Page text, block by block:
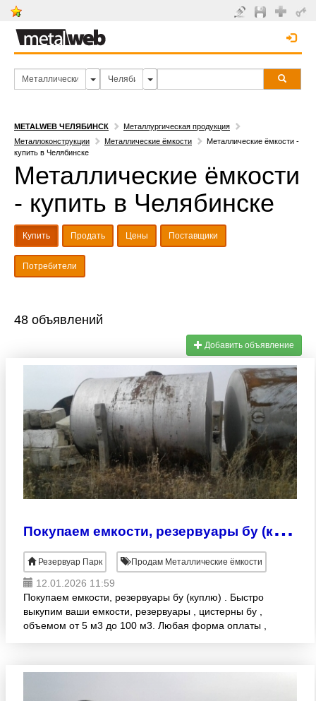
METALWEB ЧЕЛЯБИНСК
Металлургическая продукция
Металлоконструкции
Металлические ёмкости
Металлические ёмкости -
купить в Челябинске
Металлические ёмкости
- купить в Челябинске
Купить Продать Цены Поставщики
Потребители
48 объявлений
Добавить объявление
П
окупаем емкости, резервуары бу (куплю)
Резервуар Парк Продам Металлические ёмкости
12.01.2026 11:59
Покупаем емкости, резервуары бу (куплю) . Быстро
выкупим ваши емкости, резервуары , цистерны бу ,
объемом от 5 м3 до 100 м3. Любая форма оплаты ,